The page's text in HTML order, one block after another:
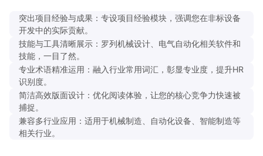
突出项目经验与成果：专设项目经验模块，强调您在非标设备
开发中的实际贡献。
技能与工具清晰展示：罗列机械设计、电气自动化相关软件和
技能，一目了然。
专业术语精准运用：融入行业常用词汇，彰显专业度，提升HR
识别度。
简洁高效版面设计：优化阅读体验，让您的核心竞争力快速被
捕捉。
兼容多行业应用：适用于机械制造、自动化设备、智能制造等
相关行业。